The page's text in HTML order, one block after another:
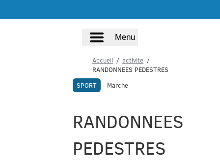
Menu
Accueil
activite
RANDONNEES PEDESTRES
SPORT
- Marche
RANDONNEES
PEDESTRES